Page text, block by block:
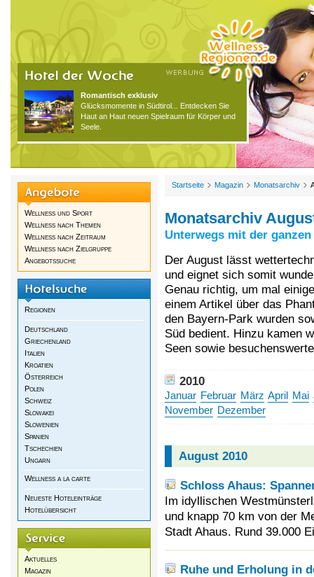
Romantisch exklusiv
Glücksmomente in Südtirol... Entdecken Sie
Haut an Haut neuen Spielraum für Körper und
Seele.
Wellness und Sport
Wellness nach Themen
Wellness nach Zeitraum
Wellness nach Zielgruppe
Angebotssuche
Regionen
Deutschland
Griechenland
Italien
Kroatien
Österreich
Polen
Schweiz
Slowakei
Slowenien
Spanien
Tschechien
Ungarn
Wellness a la carte
Neueste Hoteleinträge
Hotelübersicht
Aktuelles
Magazin
Startseite Magazin Monatsarchiv
Monatsarchiv
Unterwegs mit der
Der August lässt
und eignet sich somit
Genau richtig, um mal
einem Artikel über das
den Bayern-Park wurden
Süd bedient. Hinzu kamen
Seen sowie
2010
Januar Februar März April Mai
November Dezember
August 2010
Schloss Ahaus:
Im idyllischen
und knapp 70 km von der
Stadt Ahaus. Rund 39.000
Ruhe und Erholung in